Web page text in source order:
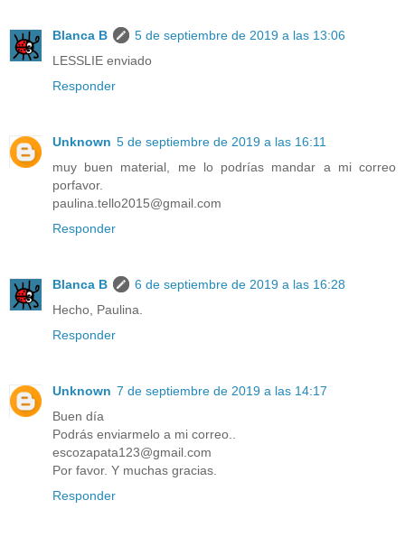
Blanca B
5 de septiembre de 2019 a las 13:06
LESSLIE enviado
Responder
Unknown 5 de septiembre de 2019 a las 16:11
muy buen material, me lo podrías mandar a mi correo
porfavor.
paulina.tello2015@gmail.com
Responder
Blanca B
6 de septiembre de 2019 a las 16:28
Hecho, Paulina.
Responder
Unknown 7 de septiembre de 2019 a las 14:17
Buen día
Podrás enviarmelo a mi correo..
escozapata123@gmail.com
Por favor. Y muchas gracias.
Responder